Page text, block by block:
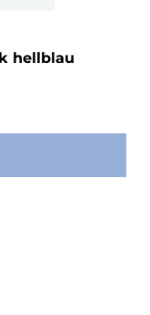
hellblau